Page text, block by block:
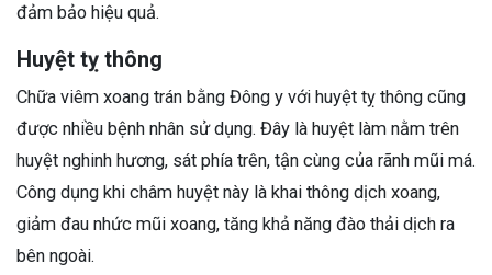
đảm bảo hiệu quả.
Huyệt tỵ thông
Chữa viêm xoang trán bằng Đông y với huyệt tỵ thông cũng
được nhiều bệnh nhân sử dụng. Đây là huyệt làm nằm trên
huyệt nghinh hương, sát phía trên, tận cùng của rãnh mũi má.
Công dụng khi châm huyệt này là khai thông dịch xoang,
giảm đau nhức mũi xoang, tăng khả năng đào thải dịch ra
bên ngoài.